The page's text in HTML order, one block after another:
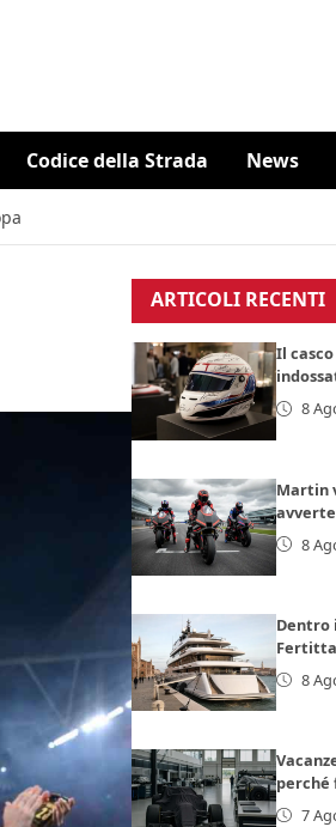
Codice della Strada News
ARTICOLI RECENTI
Il
8
Martin
8
Dentro
8
7